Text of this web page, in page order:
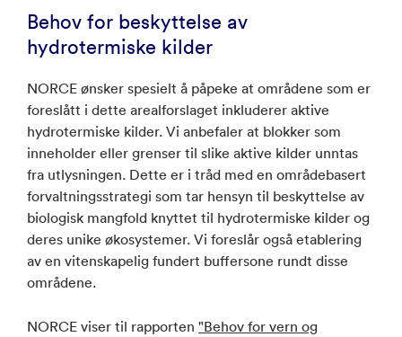
Behov for beskyttelse av
hydrotermiske kilder
NORCE ønsker spesielt å påpeke at områdene som er
foreslått i dette arealforslaget inkluderer aktive
hydrotermiske kilder. Vi anbefaler at blokker som
inneholder eller grenser til slike aktive kilder unntas
fra utlysningen. Dette er i tråd med en områdebasert
forvaltningsstrategi som tar hensyn til beskyttelse av
biologisk mangfold knyttet til hydrotermiske kilder og
deres unike økosystemer. Vi foreslår også etablering
av en vitenskapelig fundert buffersone rundt disse
områdene.
NORCE viser til rapporten "Behov for vern og